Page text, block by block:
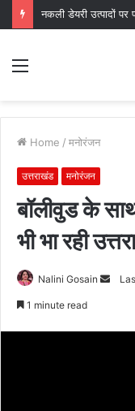
Menu
Home / मनोरंजन
उत्तराखंड मनोरंजन
बॉलीवुड के
भी भा रही
Nalini Gosain
Send
1 minute read